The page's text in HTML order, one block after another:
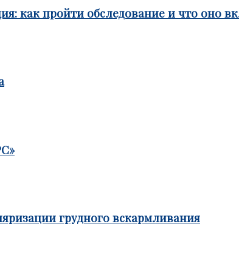
как пройти обследование и что оно
грудного вскармливания